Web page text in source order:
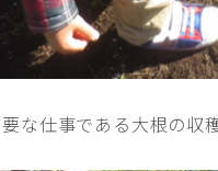
な仕事である大根の収